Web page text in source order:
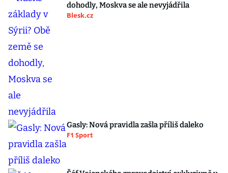
dohodly, Moskva se ale nevyjádřila
Blesk.cz
Gasly: Nová pravidla zašla příliš daleko
F1 Sport